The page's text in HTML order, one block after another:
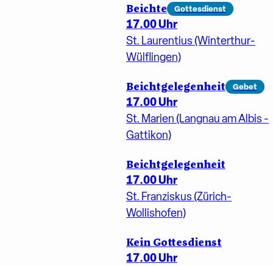
Beichte Gottesdienst
17.00 Uhr
St. Laurentius (Winterthur-
Wülflingen)
Beichtgelegenheit Gebet
17.00 Uhr
St. Marien (Langnau am Albis -
Gattikon)
Beichtgelegenheit
17.00 Uhr
St. Franziskus (Zürich-
Wollishofen)
Kein Gottesdienst
17.00 Uhr